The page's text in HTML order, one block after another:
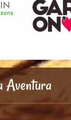
Aventura